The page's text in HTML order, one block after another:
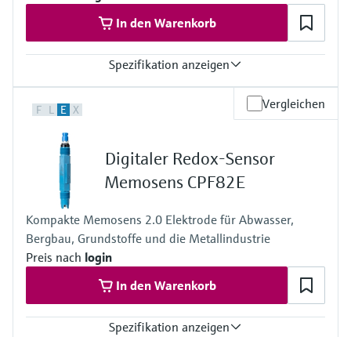
In den Warenkorb
Spezifikation anzeigen
pH 0 ... 14
Ausführung LH: 0 ... 110 °C (32 ... 230 °F)
Ausführung NN: 0 ... 80 °C (32 ... 170 °F)
Prozessdruck
1 ... 10 bar abs bei 80 °C
(15 ... 145 psi bei 176 °F)
F L E X Vergleichen
Digitaler Redox-Sensor
Memosens CPF82E
Kompakte Memosens 2.0 Elektrode für Abwasser,
Bergbau, Grundstoffe und die Metallindustrie
Preis nach login
In den Warenkorb
Spezifikation anzeigen